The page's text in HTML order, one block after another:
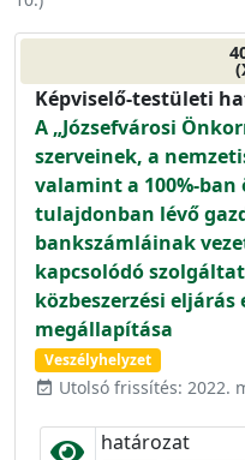
Képviselő-testületi
A „Józsefvárosi
szerveinek, a
valamint a 100%-
tulajdonban lévő
bankszámláinak
kapcsolódó
közbeszerzési
megállapítása
Veszélyhelyzet
event_available Utolsó frissítés: 2022.
határozat